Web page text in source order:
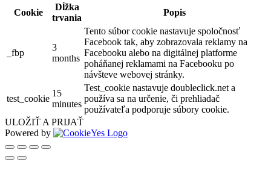
Cookie
Dĺžka
trvania
Popis
_fbp
3
months
Tento súbor cookie nastavuje spoločnosť
Facebook tak, aby zobrazovala reklamy na
Facebooku alebo na digitálnej platforme
poháňanej reklamami na Facebooku po
návšteve webovej stránky.
test_cookie
15
minutes
Test_cookie nastavuje doubleclick.net a
používa sa na určenie, či prehliadač
používateľa podporuje súbory cookie.
ULOŽIŤ A PRIJAŤ
Powered by